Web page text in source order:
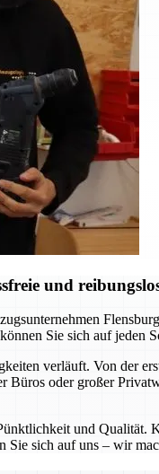
und
Sie sich auf jeden
verläuft. Von der
oder großer
und
sich auf uns – wir